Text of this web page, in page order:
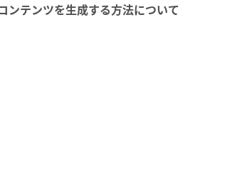
ンテンツを生成する方法について